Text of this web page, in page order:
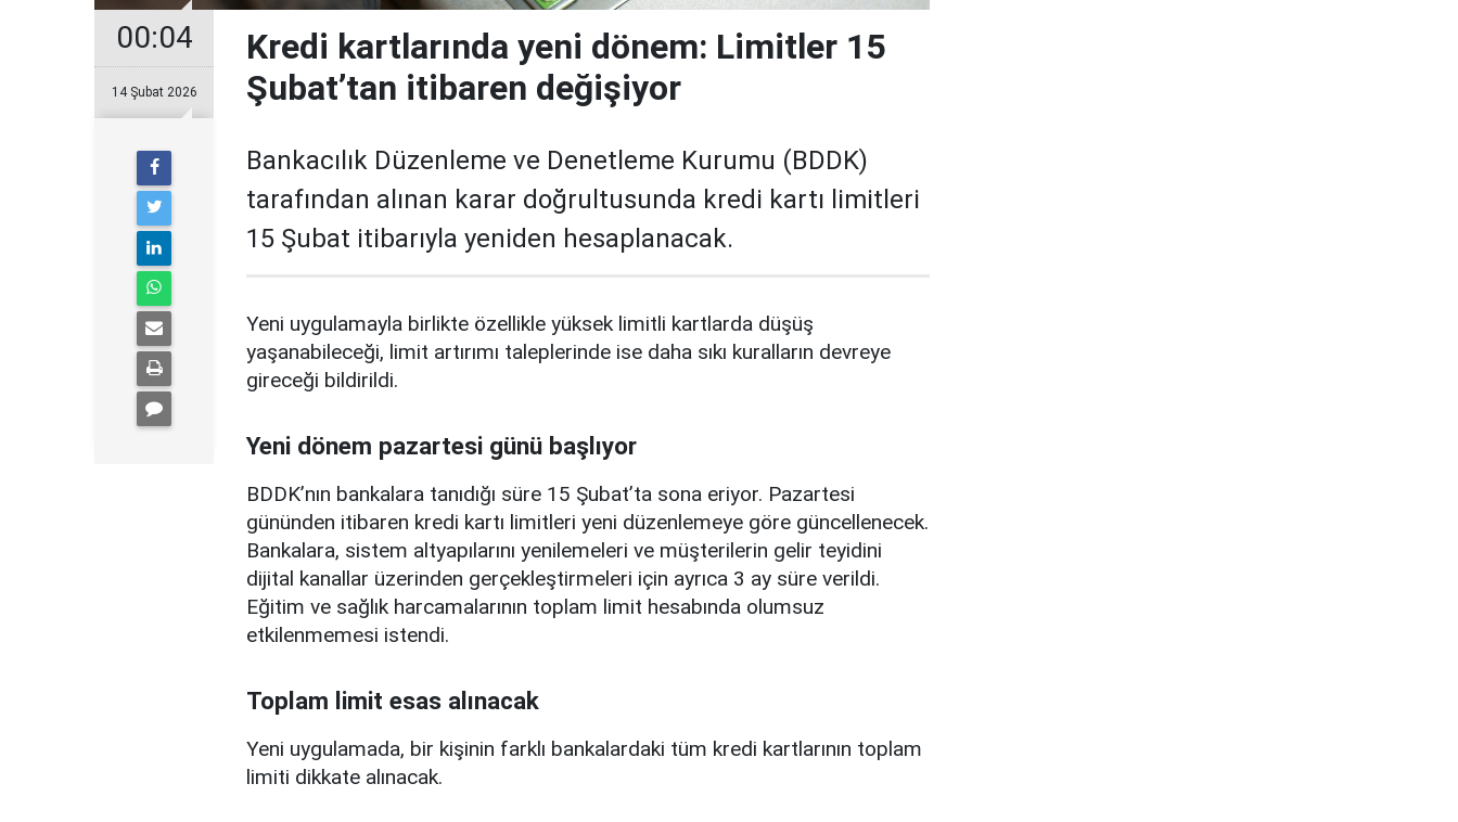
00:04
14 Şubat 2026
Kredi kartlarında yeni dönem: Limitler 15
Şubat’tan itibaren değişiyor
Bankacılık Düzenleme ve Denetleme Kurumu (BDDK)
tarafından alınan karar doğrultusunda kredi kartı limitleri
15 Şubat itibarıyla yeniden hesaplanacak.
Yeni uygulamayla birlikte özellikle yüksek limitli kartlarda düşüş
yaşanabileceği, limit artırımı taleplerinde ise daha sıkı kuralların devreye
gireceği bildirildi.
Yeni dönem pazartesi günü başlıyor
BDDK’nın bankalara tanıdığı süre 15 Şubat’ta sona eriyor. Pazartesi
gününden itibaren kredi kartı limitleri yeni düzenlemeye göre güncellenecek.
Bankalara, sistem altyapılarını yenilemeleri ve müşterilerin gelir teyidini
dijital kanallar üzerinden gerçekleştirmeleri için ayrıca 3 ay süre verildi.
Eğitim ve sağlık harcamalarının toplam limit hesabında olumsuz
etkilenmemesi istendi.
Toplam limit esas alınacak
Yeni uygulamada, bir kişinin farklı bankalardaki tüm kredi kartlarının toplam
limiti dikkate alınacak.